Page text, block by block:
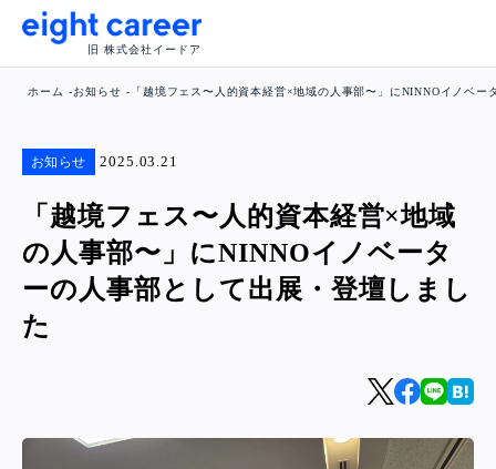
旧 株式会社イードア
ホーム お知らせ 「越境フェス〜人的資本経営×地域の人事部〜」にNINNOイノベ
お知らせ 2025.03.21
「越境フェス〜人的資本経営×地域
の人事部〜」にNINNOイノベータ
ーの人事部として出展・登壇しまし
た